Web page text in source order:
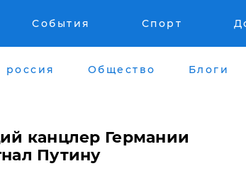
События Спорт
россия Общество Блоги
канцлер Германии
Путину